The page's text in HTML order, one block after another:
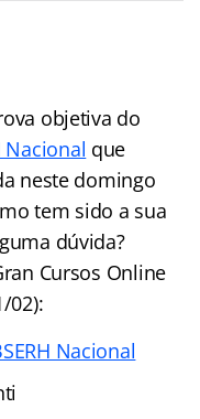
objetiva do
Nacional que
neste domingo
tem sido a sua
dúvida?
Cursos Online
02):
Nacional